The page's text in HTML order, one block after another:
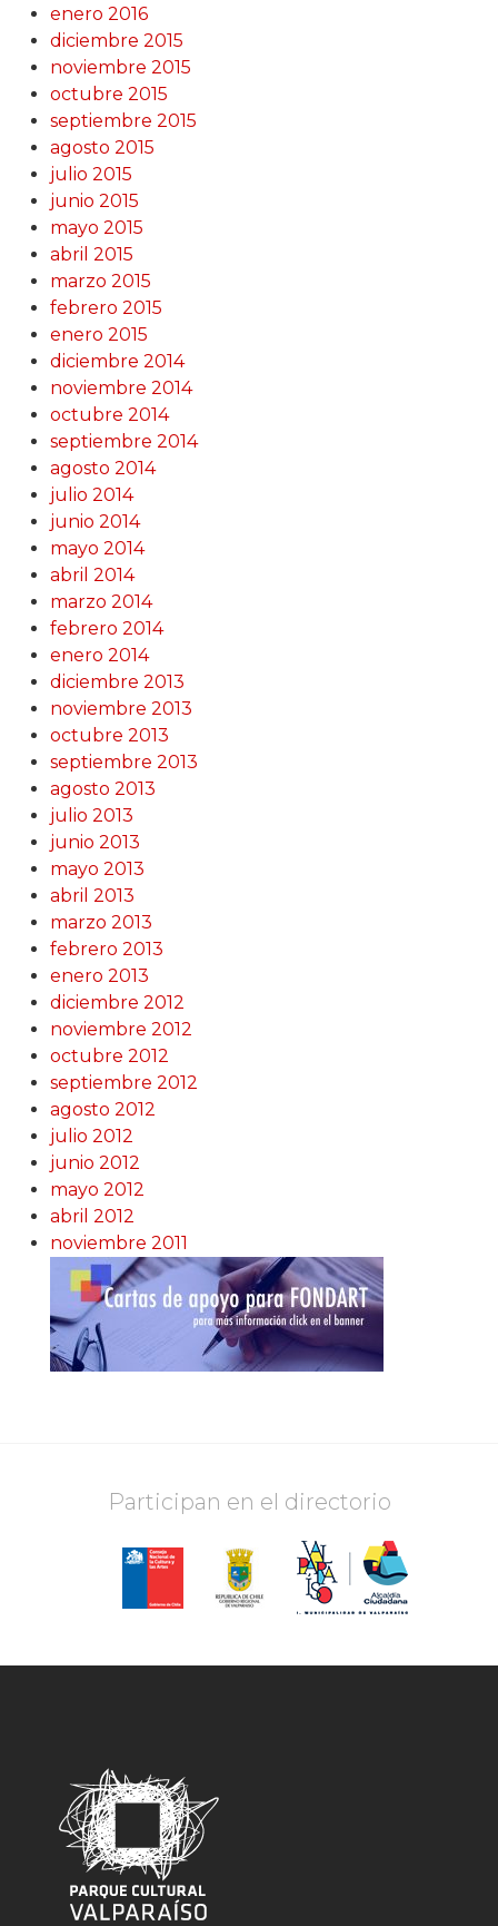
enero 2016
diciembre 2015
noviembre 2015
octubre 2015
septiembre 2015
agosto 2015
julio 2015
junio 2015
mayo 2015
abril 2015
marzo 2015
febrero 2015
enero 2015
diciembre 2014
noviembre 2014
octubre 2014
septiembre 2014
agosto 2014
julio 2014
junio 2014
mayo 2014
abril 2014
marzo 2014
febrero 2014
enero 2014
diciembre 2013
noviembre 2013
octubre 2013
septiembre 2013
agosto 2013
julio 2013
junio 2013
mayo 2013
abril 2013
marzo 2013
febrero 2013
enero 2013
diciembre 2012
noviembre 2012
octubre 2012
septiembre 2012
agosto 2012
julio 2012
junio 2012
mayo 2012
abril 2012
noviembre 2011
Participan en el directorio